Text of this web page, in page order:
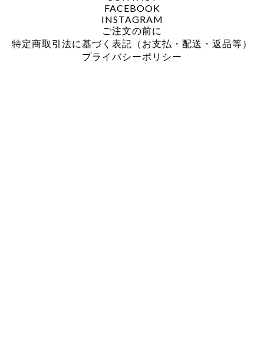
FACEBOOK
INSTAGRAM
ご注文の前に
特定商取引法に基づく表記（お支払・配送・返品等）
プライバシーポリシー